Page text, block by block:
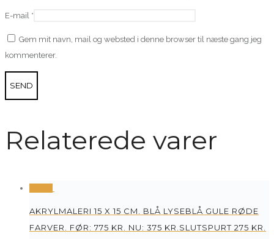
E-mail *
Gem mit navn, mail og websted i denne browser til næste gang jeg
kommenterer.
Relaterede varer
AKRYLMALERI 15 X 15 CM. BLÅ LYSEBLÅ GULE RØDE
FARVER. FØR: 775 KR. NU: 375 KR.SLUTSPURT 275 KR.